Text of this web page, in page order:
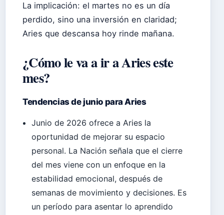
La implicación: el martes no es un día
perdido, sino una inversión en claridad;
Aries que descansa hoy rinde mañana.
¿Cómo le va a ir a Aries este
mes?
Tendencias de junio para Aries
Junio de 2026 ofrece a Aries la
oportunidad de mejorar su espacio
personal. La Nación señala que el cierre
del mes viene con un enfoque en la
estabilidad emocional, después de
semanas de movimiento y decisiones. Es
un período para asentar lo aprendido